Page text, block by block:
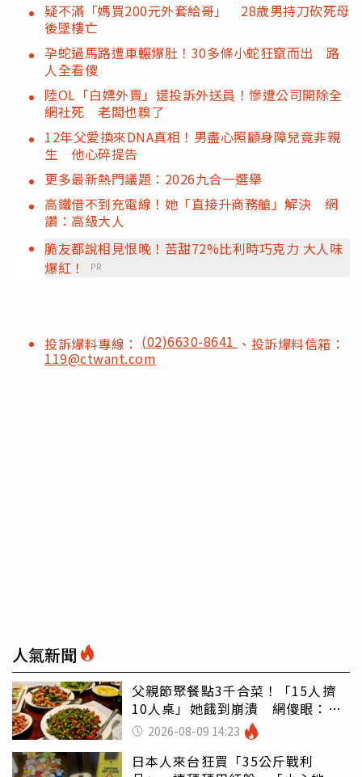
疑不滿「媽買200元外套給哥」 28歲男持刀砍死母
後墜樓亡
孕蛇過馬路遭車輾爆肚！30多條小蛇狂竄而出 路
人全看傻
陸OL「白嫖外賣」還投訴外送員！慘遭公司開除全
網社死 老闆也糗了
12年父愛換來DNA真相！男盡心照顧身障兒竟非親
生 他心碎提告
更多最新熱門議題：2026九合一選舉
高鐵借不到充電線！她「直接升商務艙」解決 網
讚：高級大人
脆友都說相見恨晚！苦甜72%比利時巧克力 大人味
爆紅！
PR
投訴爆料專線： (02)6630-8641 、投訴爆料信箱：
119@ctwant.com
人氣新聞
父親節聚餐點3千合菜！「15人擠
10人桌」她餓到崩潰 網傻眼：讓
店家看笑話
2026-08-09 14:23
日本人來台狂買「35公斤戰利